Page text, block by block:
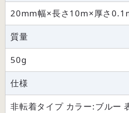
20mm幅×長さ10m×厚さ
質量
50g
仕様
非転着タイプ カラー:ブルー